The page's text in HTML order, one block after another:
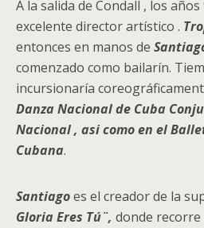
A la salida de Condall , los
excelente director artístico .
entonces en manos de
comenzado como bailarín.
incursionaría
Danza Nacional de Cuba
Nacional , asi como en el
Cubana.
Santiagoes el creador de la
Gloria Eres Tú¨, donde